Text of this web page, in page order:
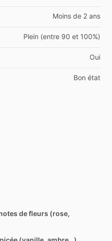
Moins de 2 ans
Plein (entre 90 et 100%)
Oui
Bon état
de fleurs (rose,